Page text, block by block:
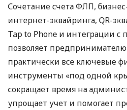
Сочетание счета ФЛП,
интернет-эквайринга, QR-
Tap to Phone и интеграции
позволяет
практически все ключевые
инструменты «под одной
сокращает время на
упрощает учет и помогает